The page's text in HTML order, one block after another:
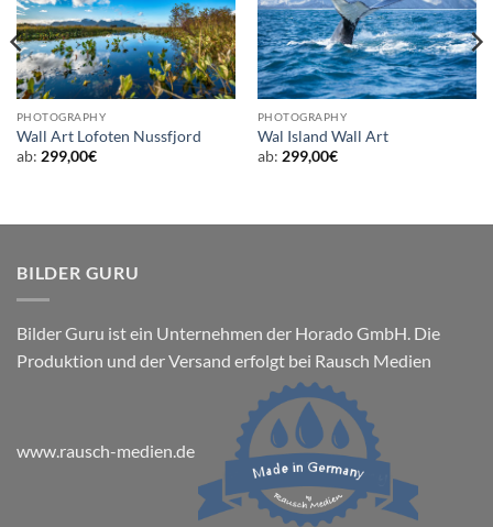
PHOTOGRAPHY
Wall Art Lofoten Nussfjord
ab: 299,00€
PHOTOGRAPHY
Wal Island Wall Art
ab: 299,00€
BILDER GURU
Bilder Guru ist ein Unternehmen der Horado GmbH. Die
Produktion und der Versand erfolgt bei Rausch Medien
www.rausch-medien.de